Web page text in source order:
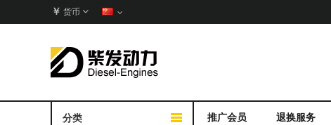
￥ 货币
分类 推广会员 退换服务